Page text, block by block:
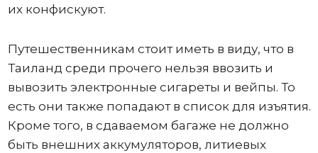
их конфискуют.
Путешественникам стоит иметь в виду, что в
Таиланд среди прочего нельзя ввозить и
вывозить электронные сигареты и вейпы. То
есть они также попадают в список для изъятия.
Кроме того, в сдаваемом багаже не должно
быть внешних аккумуляторов, литиевых